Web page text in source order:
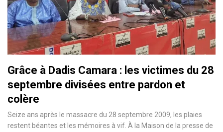
Grâce à Dadis Camara : les victimes du 28
septembre divisées entre pardon et
colère
Seize ans après le massacre du 28 septembre 2009, les plaies
restent béantes et les mémoires à vif. À la Maison de la presse de